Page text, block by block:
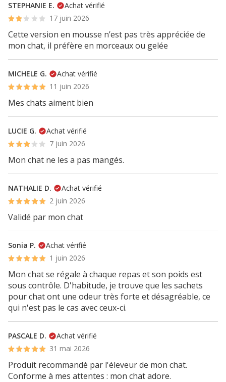
STEPHANIE E.
Achat vérifié
17 juin 2026
Cette version en mousse n’est pas très appréciée de
mon chat, il préfère en morceaux ou gelée
MICHELE G.
Achat vérifié
11 juin 2026
Mes chats aiment bien
LUCIE G.
Achat vérifié
7 juin 2026
Mon chat ne les a pas mangés.
NATHALIE D.
Achat vérifié
2 juin 2026
Validé par mon chat
Sonia P.
Achat vérifié
1 juin 2026
Mon chat se régale à chaque repas et son poids est
sous contrôle. D'habitude, je trouve que les sachets
pour chat ont une odeur très forte et désagréable, ce
qui n'est pas le cas avec ceux-ci.
PASCALE D.
Achat vérifié
31 mai 2026
Produit recommandé par l'éleveur de mon chat.
Conforme à mes attentes : mon chat adore.